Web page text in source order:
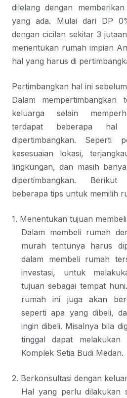
dilelang dengan
yang ada. Mulai dari DP
dengan cicilan sekitar 3
menentukan rumah impian
hal yang harus di
Pertimbangkan hal ini
Dalam mempertimbangkan
keluarga selain
terdapat beberapa
dipertimbangkan. Seperti
kesesuaian lokasi,
lingkungan, dan masih
dipertimbangkan.
beberapa tips untuk memilih
1. Menentukan tujuan
Dalam membeli rumah
murah tentunya harus
dalam membeli rumah
investasi, untuk
tujuan sebagai tempat
rumah ini juga akan
seperti apa yang dibeli,
ingin dibeli. Misalnya bila
tinggal dapat
Komplek Setia Budi Medan.
2. Berkonsultasi dengan
Hal yang perlu dilakukan